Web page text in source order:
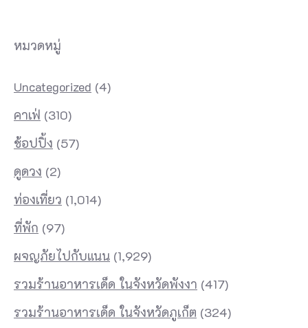
หมวดหมู่
Uncategorized (4)
คาเฟ่ (310)
ช้อปปิ้ง (57)
ดูดวง (2)
ท่องเที่ยว (1,014)
ที่พัก (97)
ผจญภัยไปกับแนน (1,929)
รวมร้านอาหารเด็ด ในจังหวัดพังงา (417)
รวมร้านอาหารเด็ด ในจังหวัดภูเก็ต (324)